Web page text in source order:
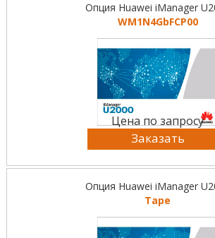
Опция Huawei iManager
WM1N4GbFCP00
Цена по запросу
Заказать
Опция Huawei iManager
Tape